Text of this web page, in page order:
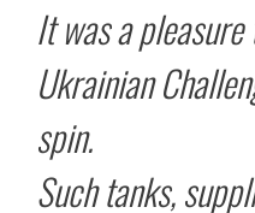
It was a
Ukrainian
spin.
Such tanks,